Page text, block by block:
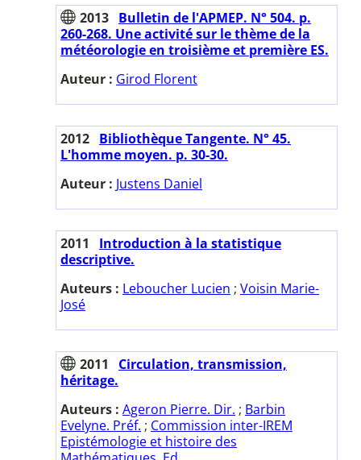
2013 Bulletin de l'APMEP. N° 504. p.
260-268. Une activité sur le thème de la
météorologie en troisième et première ES.
Auteur : Girod Florent
2012 Bibliothèque Tangente. N° 45.
L'homme moyen. p. 30-30.
Auteur : Justens Daniel
2011
Introduction à la statistique
descriptive.
Auteurs : Leboucher Lucien ; Voisin Marie-
José
2011
Circulation, transmission,
héritage.
Auteurs : Ageron Pierre. Dir. ; Barbin
Evelyne. Préf. ; Commission inter-IREM
Epistémologie et histoire des